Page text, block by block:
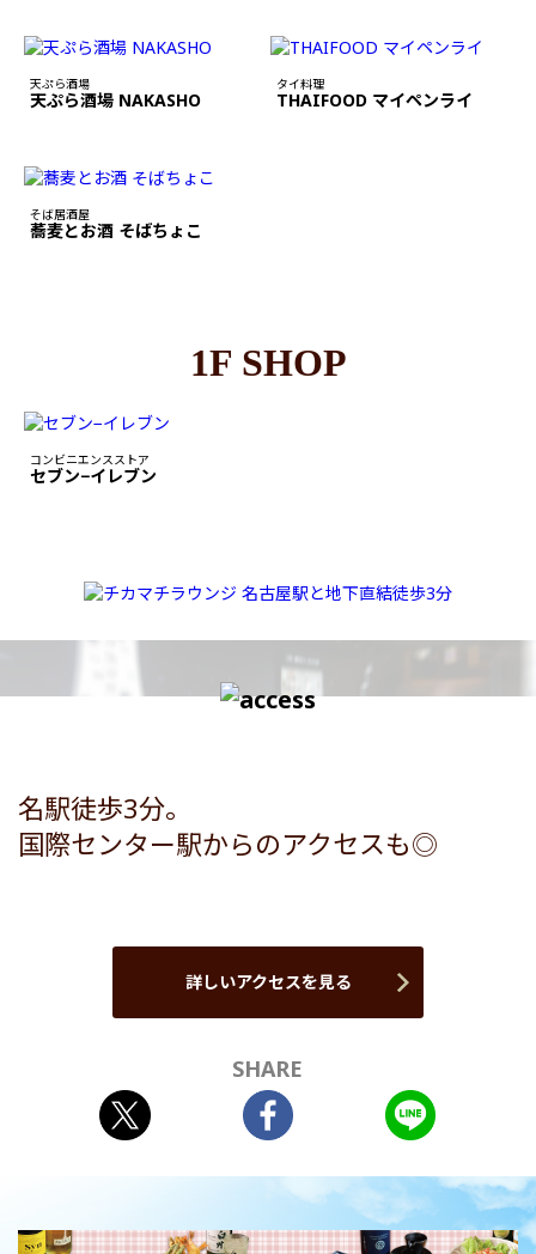
天ぷら酒場
天ぷら酒場 NAKASHO
タイ料理
THAIFOOD マイペンライ
そば居酒屋
蕎麦とお酒 そばちょこ
1F SHOP
コンビニエンスストア
セブン−イレブン
名駅徒歩3分。
国際センター駅からのアクセスも◎
詳しいアクセスを見る
SHARE